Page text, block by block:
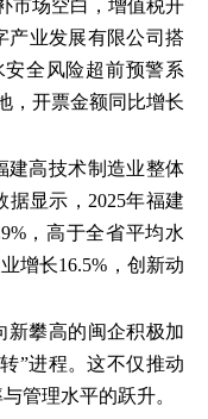
市场空白，增值税开
产业发展有限公司搭
全风险超前预警系
，开票金额同比增长
建高技术制造业整体
显示，2025年福建
，高于全省平均水
增长16.5%，创新动
新攀高的闽企积极加
”进程。这不仅推动
管理水平的跃升。